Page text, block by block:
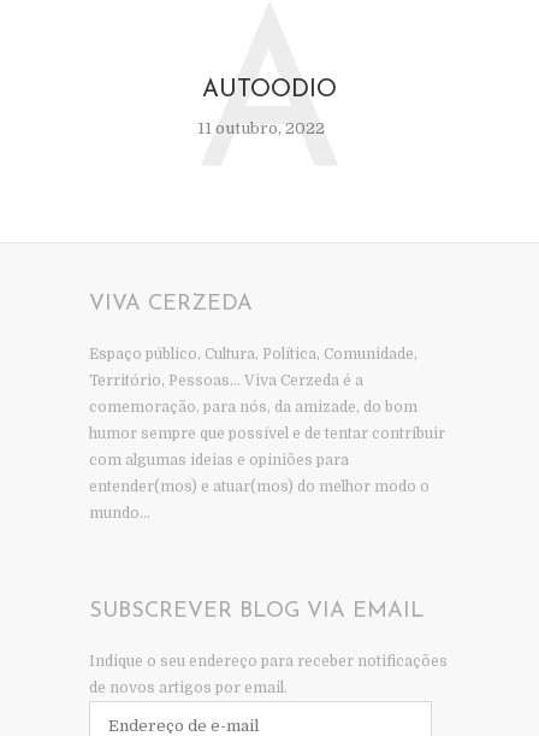
AUTOODIO
11 outubro, 2022
A
VIVA CERZEDA
Espaço público, Cultura, Política, Comunidade,
Território, Pessoas… Viva Cerzeda é a
comemoração, para nós, da amizade, do bom
humor sempre que possível e de tentar contribuir
com algumas ideias e opiniões para
entender(mos) e atuar(mos) do melhor modo o
mundo…
SUBSCREVER BLOG VIA EMAIL
Indique o seu endereço para receber notificações
de novos artigos por email.